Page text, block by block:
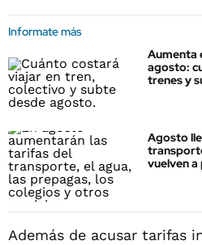
Informate más
Aumenta
agosto:
trenes y
Agosto
vuelven a
Además de acusar tarifas